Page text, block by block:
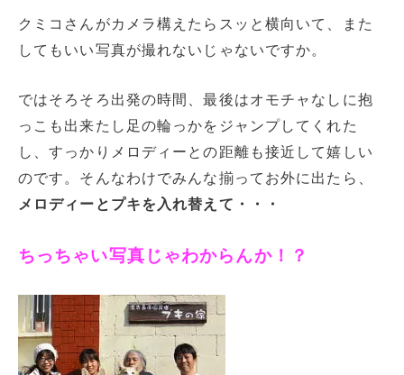
クミコさんがカメラ構えたらスッと横向いて、また
してもいい写真が撮れないじゃないですか。
ではそろそろ出発の時間、最後はオモチャなしに抱
っこも出来たし足の輪っかをジャンプしてくれた
し、すっかりメロディーとの距離も接近して嬉しい
のです。そんなわけでみんな揃ってお外に出たら、
メロディーとプキを入れ替えて・・・
ちっちゃい写真じゃわからんか！？